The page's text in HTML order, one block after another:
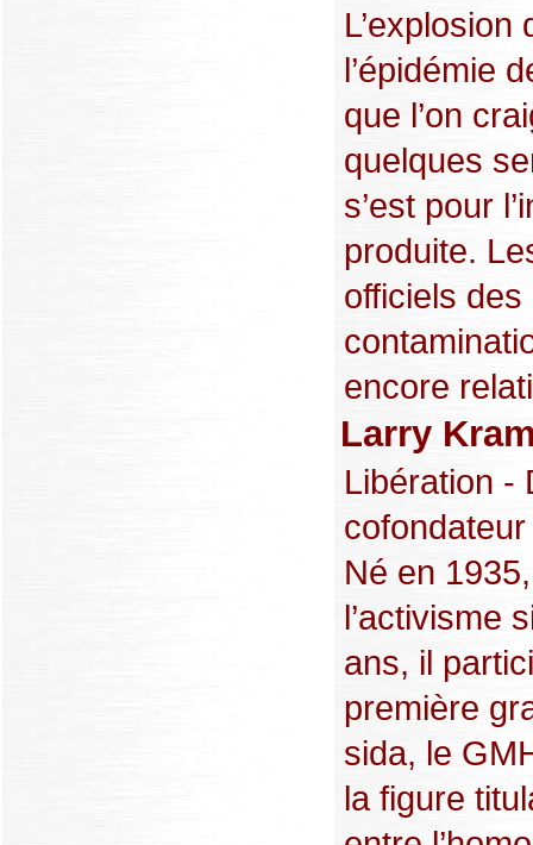
L’explosion
l’épidémie
que l’on
quelques
s’est pour
produite.
officiels des
encore
Larry
Libération -
Né en
l’activisme
ans, il
première
sida, le
la figure